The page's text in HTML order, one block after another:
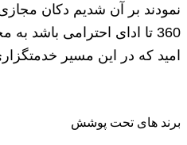
نمودند بر آن شدیم دکان مجازی
360 تا ادای احترامی باشد
امید که در این مسیر
برند های تحت پوشش